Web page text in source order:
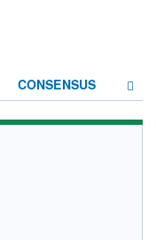
CONSENSUS